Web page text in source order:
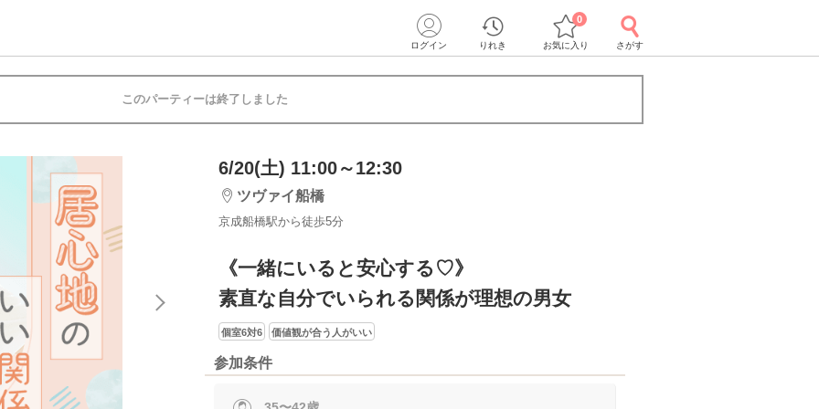
ログイン りれき お気に入り
0
さがす
このパーティーは終了しました
6/20(土) 11:00～12:30
ツヴァイ船橋
京成船橋駅から徒歩5分
《一緒にいると安心する♡》
素直な自分でいられる関係が理想の男女
個室6対6 価値観が合う人がいい
参加条件